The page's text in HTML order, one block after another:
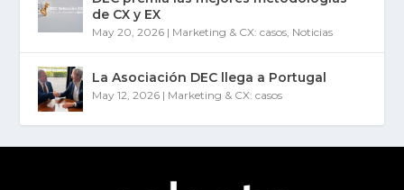
de CX y EX
May 20, 2026 | Marketing & CX: casos, Noticias
La Asociación DEC llega a Portugal
May 12, 2026 | Marketing & CX: casos